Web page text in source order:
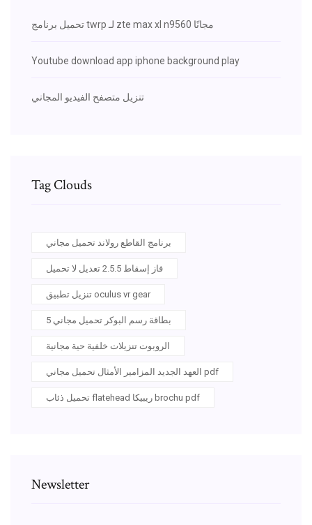
تحميل برنامج twrp لـ zte max xl n9560 مجانًا
Youtube download app iphone background play
تنزيل متصفح الفيديو المجاني
Tag Clouds
برنامج القاطع رولاند تحميل مجاني
فاز إسقاط 2.5.5 تعديل لا تحميل
تنزيل تطبيق oculus vr gear
5 بطاقة رسم البوكر تحميل مجاني
الروبوت تنزيلات خلفية حية مجانية
العهد الجديد المزامير الأمثال تحميل مجاني pdf
تحميل ذئاب flatehead ريبيكا brochu pdf
Newsletter